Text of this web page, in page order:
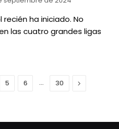
ha iniciado. No
las cuatro grandes ligas
5 6 … 30 Next